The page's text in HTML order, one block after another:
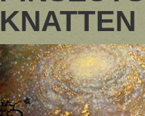
KNATTEN